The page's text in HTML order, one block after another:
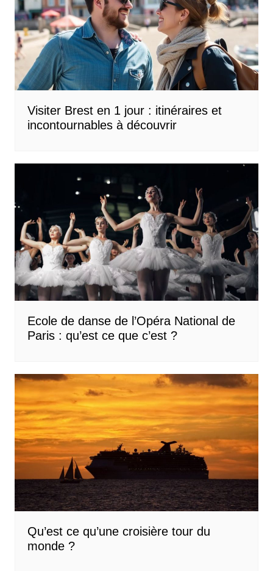
Visiter Brest en 1 jour : itinéraires et
incontournables à découvrir
Ecole de danse de l’Opéra National de
Paris : qu’est ce que c’est ?
Qu’est ce qu’une croisière tour du
monde ?